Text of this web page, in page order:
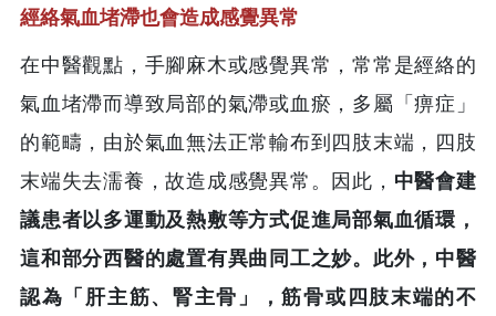
經絡氣血堵滯也會造成感覺異常
在中醫觀點，手腳麻木或感覺異常，常常是經絡的
氣血堵滯而導致局部的氣滯或血瘀，多屬「痹症」
的範疇，由於氣血無法正常輸布到四肢末端，四肢
末端失去濡養，故造成感覺異常。因此， 中醫會建
議患者以多運動及熱敷等方式促進局部氣血循環，
這和部分西醫的處置有異曲同工之妙。此外，中醫
認為「肝主筋、腎主骨」，筋骨或四肢末端的不